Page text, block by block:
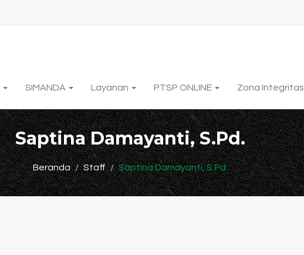
SIMANDA Layanan PTSP ONLINE Zona Integritas
Saptina Damayanti, S.Pd.
Beranda Staff Saptina Damayanti, S.Pd.